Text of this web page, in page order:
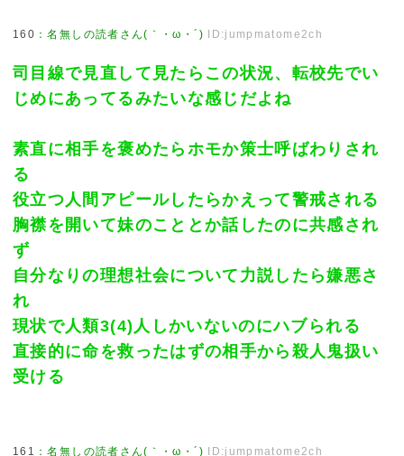
160 ：名無しの読者さん(｀・ω・´) ID:jumpmatome2ch
司目線で見直して見たらこの状況、転校先でい
じめにあってるみたいな感じだよね
素直に相手を褒めたらホモか策士呼ばわりされ
る
役立つ人間アピールしたらかえって警戒される
胸襟を開いて妹のこととか話したのに共感され
ず
自分なりの理想社会について力説したら嫌悪さ
れ
現状で人類3(4)人しかいないのにハブられる
直接的に命を救ったはずの相手から殺人鬼扱い
受ける
161 ：名無しの読者さん(｀・ω・´) ID:jumpmatome2ch